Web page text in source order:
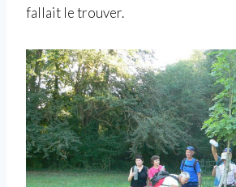
fallait le trouver.